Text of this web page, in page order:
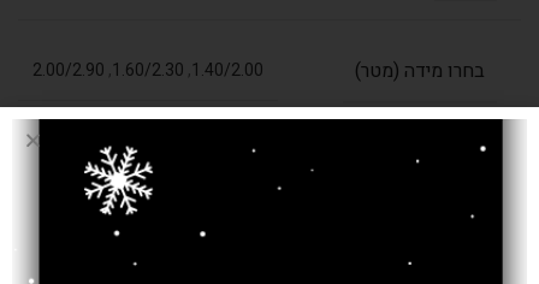
בחרו מידה (מטר) 1.40/2.00
,
1.60/2.30
,
2.00/2.90
עובי שטיח